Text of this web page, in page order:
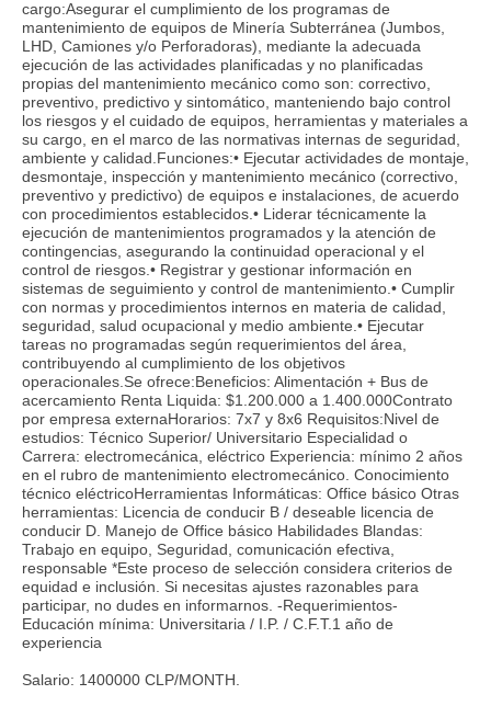
cargo:Asegurar el cumplimiento de los programas de
mantenimiento de equipos de Minería Subterránea (Jumbos,
LHD, Camiones y/o Perforadoras), mediante la adecuada
ejecución de las actividades planificadas y no planificadas
propias del mantenimiento mecánico como son: correctivo,
preventivo, predictivo y sintomático, manteniendo bajo control
los riesgos y el cuidado de equipos, herramientas y materiales a
su cargo, en el marco de las normativas internas de seguridad,
ambiente y calidad.Funciones:• Ejecutar actividades de montaje,
desmontaje, inspección y mantenimiento mecánico (correctivo,
preventivo y predictivo) de equipos e instalaciones, de acuerdo
con procedimientos establecidos.• Liderar técnicamente la
ejecución de mantenimientos programados y la atención de
contingencias, asegurando la continuidad operacional y el
control de riesgos.• Registrar y gestionar información en
sistemas de seguimiento y control de mantenimiento.• Cumplir
con normas y procedimientos internos en materia de calidad,
seguridad, salud ocupacional y medio ambiente.• Ejecutar
tareas no programadas según requerimientos del área,
contribuyendo al cumplimiento de los objetivos
operacionales.Se ofrece:Beneficios: Alimentación + Bus de
acercamiento Renta Liquida: $1.200.000 a 1.400.000Contrato
por empresa externaHorarios: 7x7 y 8x6 Requisitos:Nivel de
estudios: Técnico Superior/ Universitario Especialidad o
Carrera: electromecánica, eléctrico Experiencia: mínimo 2 años
en el rubro de mantenimiento electromecánico. Conocimiento
técnico eléctricoHerramientas Informáticas: Office básico Otras
herramientas: Licencia de conducir B / deseable licencia de
conducir D. Manejo de Office básico Habilidades Blandas:
Trabajo en equipo, Seguridad, comunicación efectiva,
responsable *Este proceso de selección considera criterios de
equidad e inclusión. Si necesitas ajustes razonables para
participar, no dudes en informarnos. -Requerimientos-
Educación mínima: Universitaria / I.P. / C.F.T.1 año de
experiencia
Salario: 1400000 CLP/MONTH.